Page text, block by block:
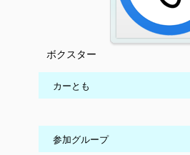
ボクスター
カーとも
参加グループ